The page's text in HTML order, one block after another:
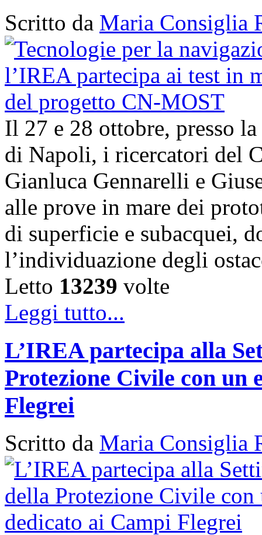
Scritto da Maria Consiglia
Il 27 e 28 ottobre, presso
di Napoli, i ricercatori del
Gianluca Gennarelli e
alle prove in mare dei
di superficie e subacquei,
l’individuazione degli
Letto 13239 volte
Leggi tutto...
L’IREA partecipa alla
Protezione Civile con un
Flegrei
Scritto da Maria Consiglia